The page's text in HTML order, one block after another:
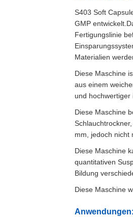
S403 Soft
GMP
Fertigungslinie
Materialien
Diese Maschine
aus einem
und hochwertiger
Diese Maschine
mm, jedoch nicht
Diese Maschine
quantitativen
Bildung
Diese Maschine
Anwendungen: